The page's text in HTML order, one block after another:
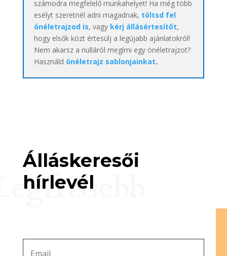
számodra megfelelő munkahelyet! Ha még több
esélyt szeretnél adni magadnak, töltsd fel
önéletrajzod is, vagy kérj állásértesítőt,
hogy elsők közt értesülj a legújabb ajánlatokról!
Nem akarsz a nulláról megírni egy önéletrajzot?
Használd önéletrajz sablonjainkat.
Álláskeresői
hírlevél